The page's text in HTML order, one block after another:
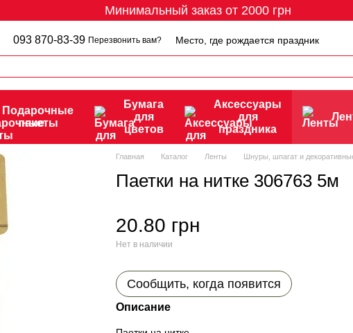
Минимальный заказ от 2000 грн
093 870-83-39 Перезвонить вам? Место, где рождается праздник
Подарочные
пакеты
Бумага
для
цветов
Аксессуары
для
праздника
Главная Каталог Ленты Шнуры, шпагат и
Паетки на нитке 306763 5м
20.80 грн
Нет в наличии
Сообщить, когда появится
Описание